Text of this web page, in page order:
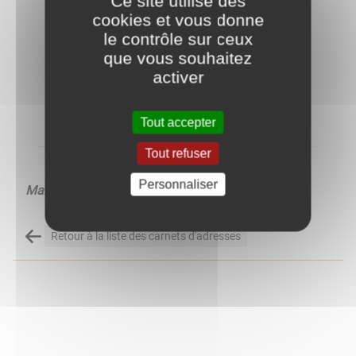
Maintenance, reconstruction de machines-outils
Retour à la liste des carnets d'adresses
cookies et vous donne
le contrôle sur ceux
que vous souhaitez
activer
Tout accepter
Tout refuser
Personnaliser